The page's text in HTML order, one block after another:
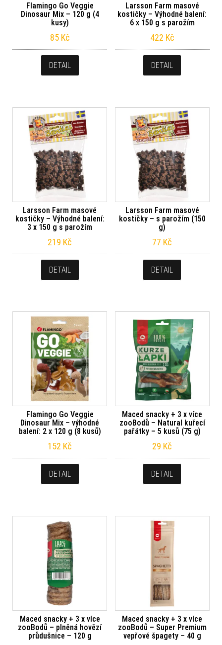
Flamingo Go Veggie
Dinosaur Mix – 120 g (4
kusy)
85 Kč
DETAIL
Larsson Farm masové
kostičky – Výhodné balení:
6 x 150 g s parožím
422 Kč
DETAIL
Larsson Farm masové
kostičky – Výhodné balení:
3 x 150 g s parožím
219 Kč
DETAIL
Larsson Farm masové
kostičky – s parožím (150
g)
77 Kč
DETAIL
Flamingo Go Veggie
Dinosaur Mix – výhodné
balení: 2 x 120 g (8 kusů)
152 Kč
DETAIL
Maced snacky + 3 x více
zooBodů – Natural kuřecí
pařátky – 5 kusů (75 g)
29 Kč
DETAIL
Maced snacky + 3 x více
zooBodů – plněná hovězí
průdušnice – 120 g
Maced snacky + 3 x více
zooBodů – Super Premium
vepřové špagety – 40 g